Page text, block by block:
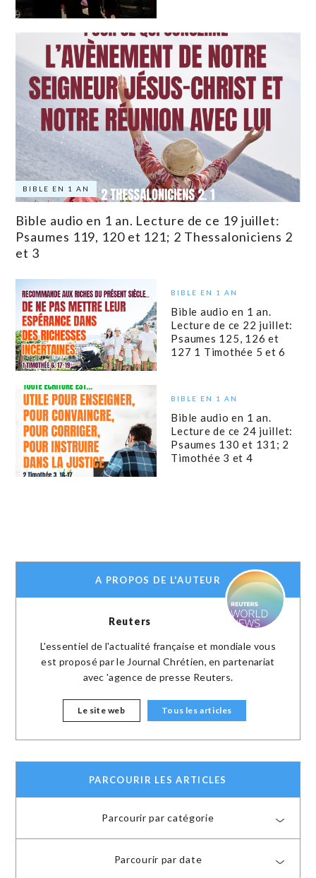
BIBLE EN 1 AN
Bible audio en 1 an. Lecture de ce 19 juillet:
Psaumes 119, 120 et 121; 2 Thessaloniciens 2
et 3
BIBLE EN 1 AN
Bible audio en 1 an.
Lecture de ce 22 juillet:
Psaumes 125, 126 et
127 1 Timothée 5 et 6
BIBLE EN 1 AN
Bible audio en 1 an.
Lecture de ce 24 juillet:
Psaumes 130 et 131; 2
Timothée 3 et 4
A PROPOS DE L'AUTEUR
Reuters
L'essentiel de l'actualité française et mondiale vous
est proposé par le Journal Chrétien, en partenariat
avec 'agence de presse Reuters.
Le site web Tous les articles
PARCOURIR LES ARTICLES
Parcourir par catégorie
Parcourir par date